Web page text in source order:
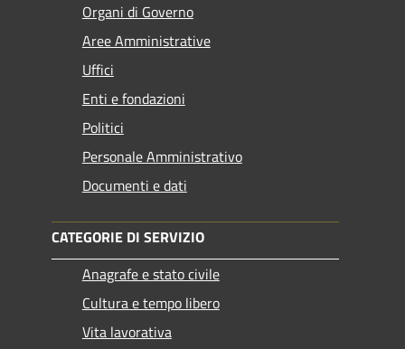
Organi di Governo
Aree Amministrative
Uffici
Enti e fondazioni
Politici
Personale Amministrativo
Documenti e dati
CATEGORIE DI SERVIZIO
Anagrafe e stato civile
Cultura e tempo libero
Vita lavorativa